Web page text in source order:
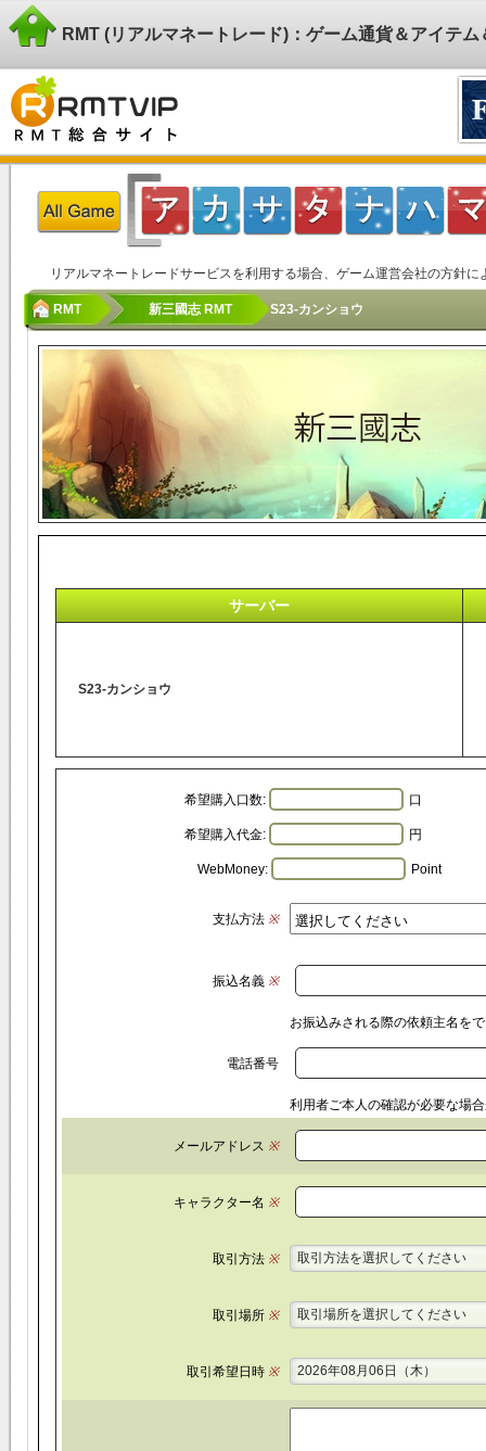
RMT (リアルマネートレード)：ゲーム通貨＆アイテ
リアルマネートレードサービスを利用する場合、ゲーム運営会社の方針
RMT 新三國志 RMT S23-カンショウ
サーバー
S23-カンショウ
希望購入口数: 口
希望購入代金: 円
WebMoney: Point
支払方法※
振込名義※
お振込みされる際の依頼主名を
電話番号
利用者ご本人の確認が必要な場
メールアドレス ※
キャラクター名 ※
取引方法※ 取引方法を選択してください
取引場所※ 取引場所を選択してください
取引希望日時※ 2026年08月06日（木）